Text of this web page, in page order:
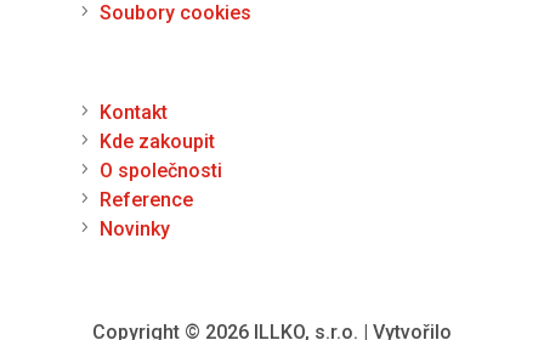
Soubory cookies
Kontakt
Kde zakoupit
O společnosti
Reference
Novinky
Copyright © 2026 ILLKO, s.r.o. | Vytvořilo